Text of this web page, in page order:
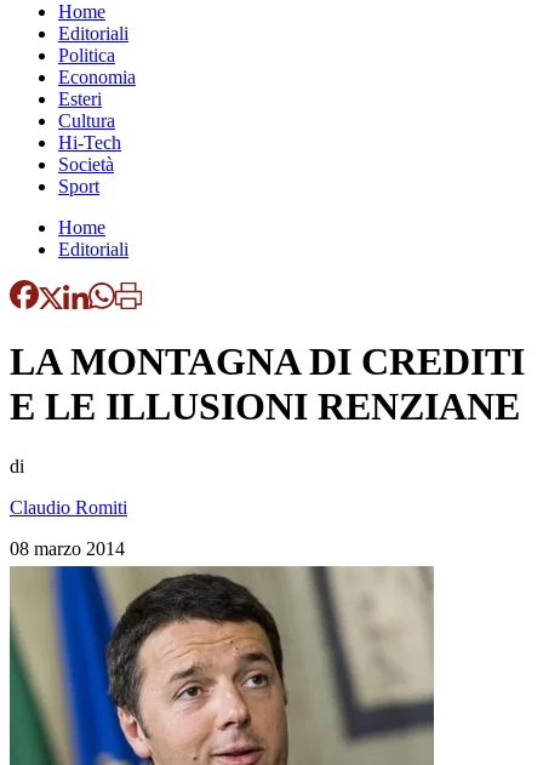
Home
Editoriali
Politica
Economia
Esteri
Cultura
Hi-Tech
Società
Sport
Home
Editoriali
LA MONTAGNA DI CREDITI
E LE ILLUSIONI RENZIANE
di
Claudio Romiti
08 marzo 2014